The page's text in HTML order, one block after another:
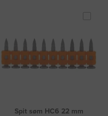
Spit søm HC6 22 mm